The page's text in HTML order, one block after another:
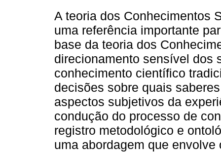
A teoria dos Conhecimentos
uma referência importante
base da teoria dos
direcionamento sensível dos
conhecimento científico
decisões sobre quais
aspectos subjetivos da
condução do processo de
registro metodológico e
uma abordagem que